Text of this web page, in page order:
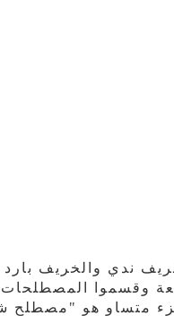
ندي والخريف
وقسموا
السنوي للشمس إلى 24 جزءا متساويا